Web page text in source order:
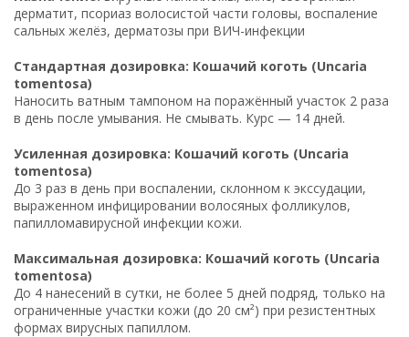
дерматит, псориаз волосистой части головы, воспаление
сальных желёз, дерматозы при ВИЧ-инфекции
Стандартная дозировка: Кошачий коготь (Uncaria
tomentosa)
Наносить ватным тампоном на поражённый участок 2 раза
в день после умывания. Не смывать. Курс — 14 дней.
Усиленная дозировка: Кошачий коготь (Uncaria
tomentosa)
До 3 раз в день при воспалении, склонном к экссудации,
выраженном инфицировании волосяных фолликулов,
папилломавирусной инфекции кожи.
Максимальная дозировка: Кошачий коготь (Uncaria
tomentosa)
До 4 нанесений в сутки, не более 5 дней подряд, только на
ограниченные участки кожи (до 20 см²) при резистентных
формах вирусных папиллом.